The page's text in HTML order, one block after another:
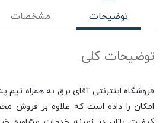
توضیحات مشخصات
توضیحات کلی
فروشگاه اینترنتی آقای برق به همراه تیم
امکان را داده است که علاوه بر فروش